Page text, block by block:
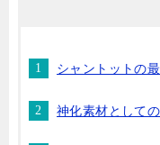
シャントットの
神化素材として